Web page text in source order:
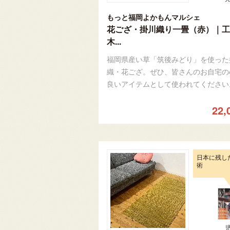
もっと福岡よかもんマルシェ
花ござ・掛川織り一畳（赤）｜
木...
福岡県産い草「筑後みどり」を使っ
織・花ござ。ぜひ、皆さんのお自宅
良いアイテムとして使われてくださ
日本に残し
術